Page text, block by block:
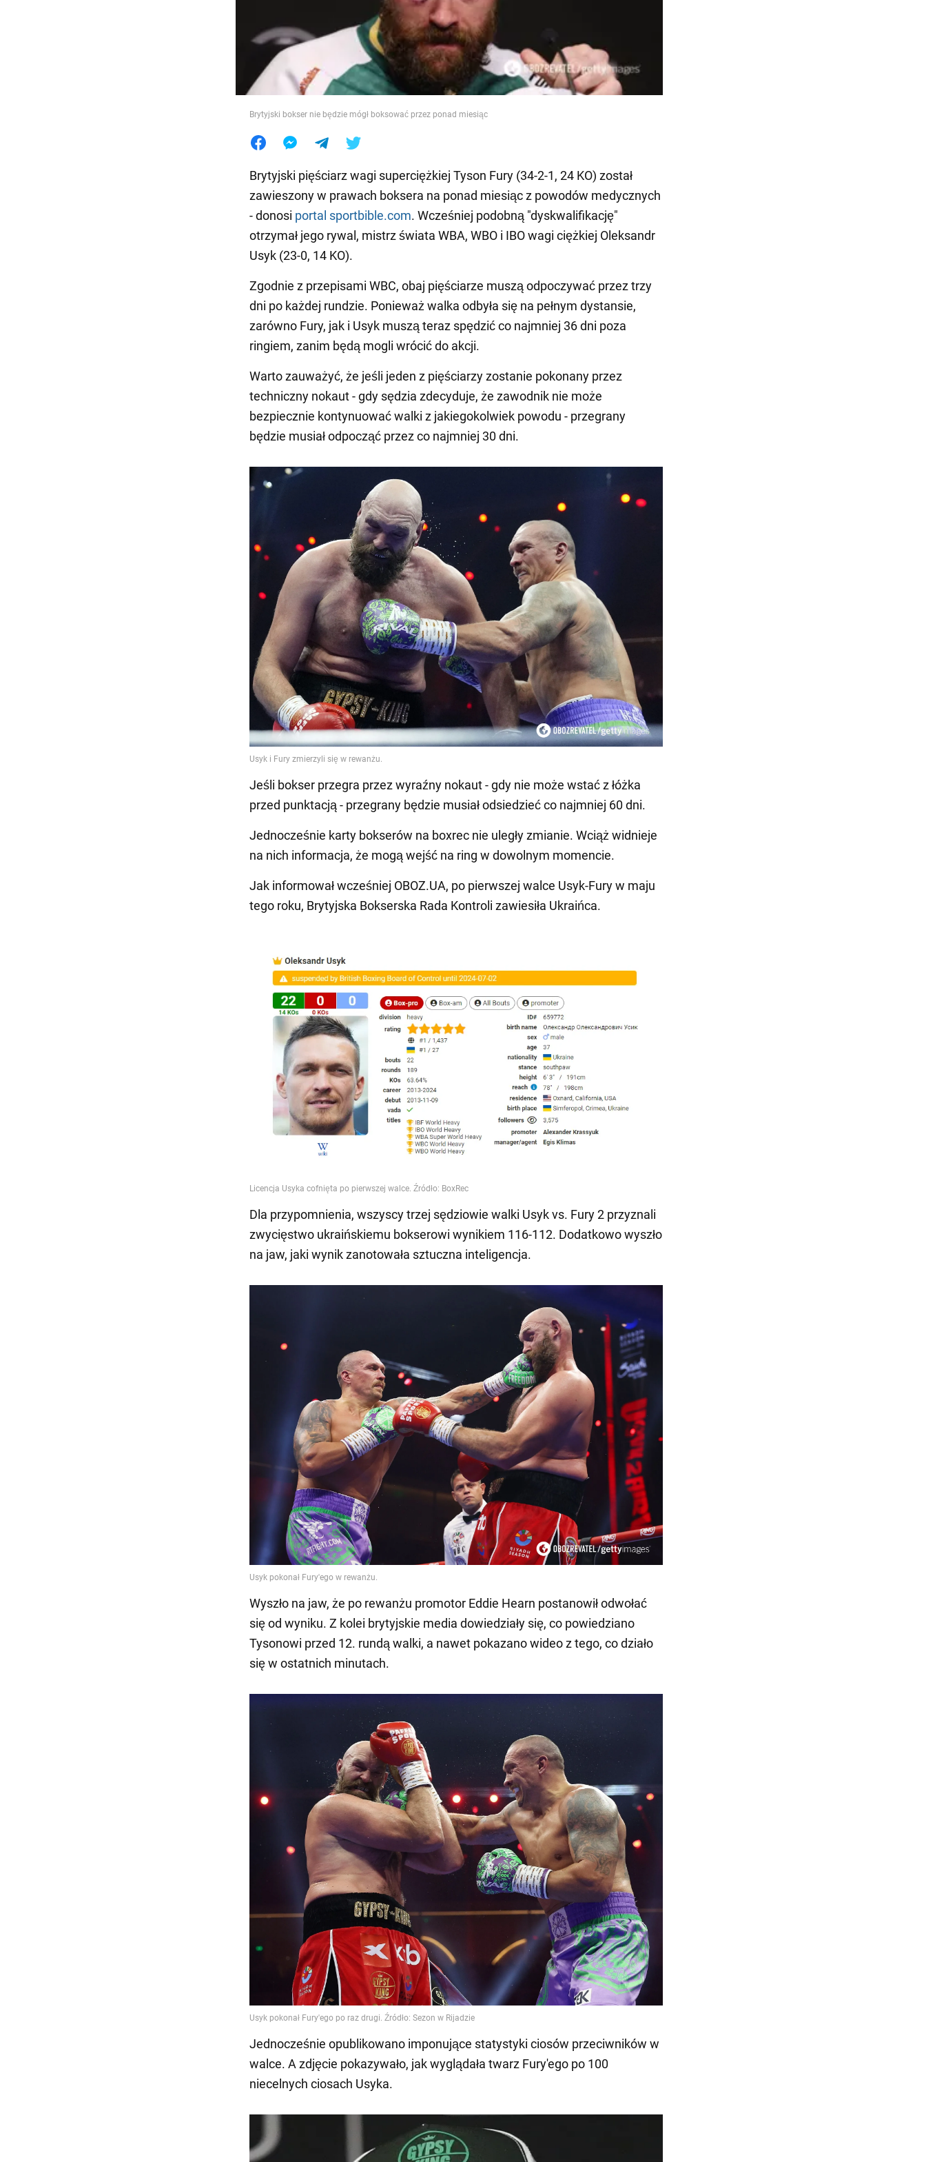
Brytyjski bokser nie będzie mógł boksować przez ponad miesiąc
Brytyjski pięściarz wagi superciężkiej Tyson Fury (34-2-1, 24 KO) został
zawieszony w prawach boksera na ponad miesiąc z powodów medycznych
- donosi portal sportbible.com. Wcześniej podobną "dyskwalifikację"
otrzymał jego rywal, mistrz świata WBA, WBO i IBO wagi ciężkiej Oleksandr
Usyk (23-0, 14 KO).
Zgodnie z przepisami WBC, obaj pięściarze muszą odpoczywać przez trzy
dni po każdej rundzie. Ponieważ walka odbyła się na pełnym dystansie,
zarówno Fury, jak i Usyk muszą teraz spędzić co najmniej 36 dni poza
ringiem, zanim będą mogli wrócić do akcji.
Warto zauważyć, że jeśli jeden z pięściarzy zostanie pokonany przez
techniczny nokaut - gdy sędzia zdecyduje, że zawodnik nie może
bezpiecznie kontynuować walki z jakiegokolwiek powodu - przegrany
będzie musiał odpocząć przez co najmniej 30 dni.
Jeśli bokser przegra przez wyraźny nokaut - gdy nie może wstać z łóżka
przed punktacją - przegrany będzie musiał odsiedzieć co najmniej 60 dni.
Jednocześnie karty bokserów na boxrec nie uległy zmianie. Wciąż widnieje
na nich informacja, że mogą wejść na ring w dowolnym momencie.
Jak informował wcześniej OBOZ.UA, po pierwszej walce Usyk-Fury w maju
tego roku, Brytyjska Bokserska Rada Kontroli zawiesiła Ukraińca.
Dla przypomnienia, wszyscy trzej sędziowie walki Usyk vs. Fury 2 przyznali
zwycięstwo ukraińskiemu bokserowi wynikiem 116-112. Dodatkowo wyszło
na jaw, jaki wynik zanotowała sztuczna inteligencja.
Wyszło na jaw, że po rewanżu promotor Eddie Hearn postanowił odwołać
się od wyniku. Z kolei brytyjskie media dowiedziały się, co powiedziano
Tysonowi przed 12. rundą walki, a nawet pokazano wideo z tego, co działo
się w ostatnich minutach.
Jednocześnie opublikowano imponujące statystyki ciosów przeciwników w
walce. A zdjęcie pokazywało, jak wyglądała twarz Fury'ego po 100
niecelnych ciosach Usyka.